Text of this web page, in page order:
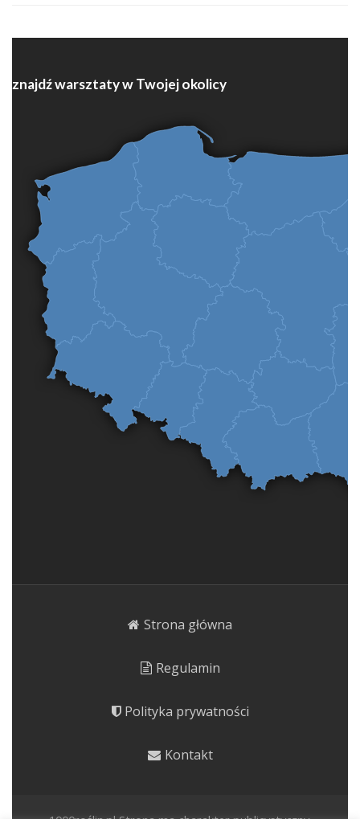
znajdź warsztaty w Twojej okolicy
Strona główna
Regulamin
Polityka prywatności
Kontakt